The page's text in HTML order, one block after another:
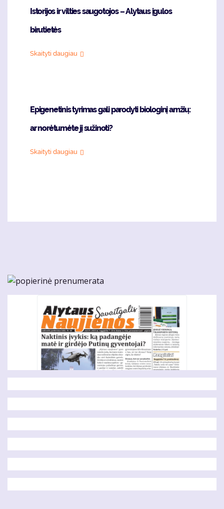
Istorijos ir vilties saugotojos – Alytaus įgulos
birutietės
Skaityti daugiau
Epigenetinis tyrimas gali parodyti biologinį amžių:
ar norėtumėte jį sužinoti?
Skaityti daugiau